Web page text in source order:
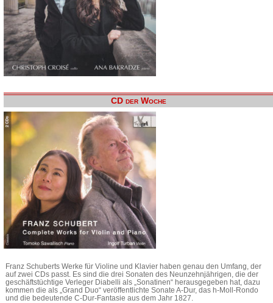
CD der Woche
Franz Schuberts Werke für Violine und Klavier haben genau den Umfang, der
auf zwei CDs passt. Es sind die drei Sonaten des Neunzehnjährigen, die der
geschäftstüchtige Verleger Diabelli als „Sonatinen“ herausgegeben hat, dazu
kommen die als „Grand Duo“ veröffentlichte Sonate A-Dur, das h-Moll-Rondo
und die bedeutende C-Dur-Fantasie aus dem Jahr 1827.